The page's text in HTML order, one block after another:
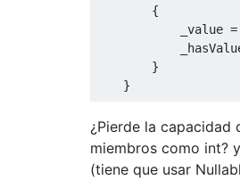
{
            _value
=
}
}
[XmlIgnore]
public
¿Pierde la capacidad
miembros como int?
(tiene que usar